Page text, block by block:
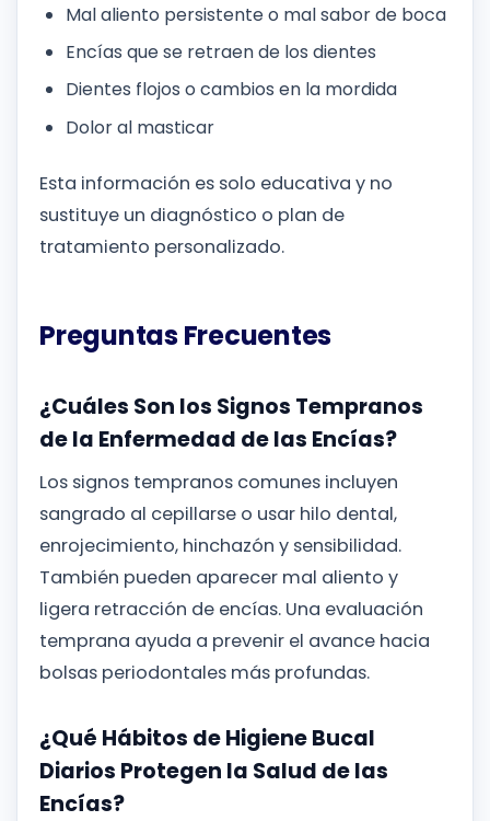
Mal aliento persistente o mal sabor de boca
Encías que se retraen de los dientes
Dientes flojos o cambios en la mordida
Dolor al masticar
Esta información es solo educativa y no
sustituye un diagnóstico o plan de
tratamiento personalizado.
Preguntas Frecuentes
¿Cuáles Son los Signos Tempranos
de la Enfermedad de las Encías?
Los signos tempranos comunes incluyen
sangrado al cepillarse o usar hilo dental,
enrojecimiento, hinchazón y sensibilidad.
También pueden aparecer mal aliento y
ligera retracción de encías. Una evaluación
temprana ayuda a prevenir el avance hacia
bolsas periodontales más profundas.
¿Qué Hábitos de Higiene Bucal
Diarios Protegen la Salud de las
Encías?